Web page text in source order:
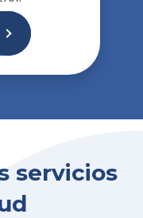
servicios